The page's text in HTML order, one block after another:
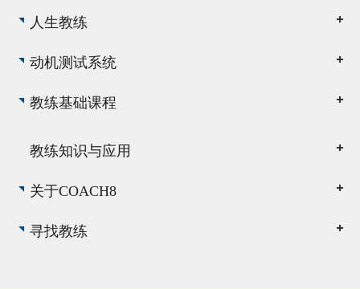
人生教练
动机测试系统
教练基础课程
教练知识与应用
关于COACH8
寻找教练